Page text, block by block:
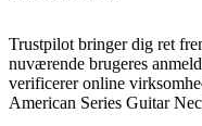
Trustpilot bringer dig ret
nuværende brugeres
verificerer online
American Series Guitar